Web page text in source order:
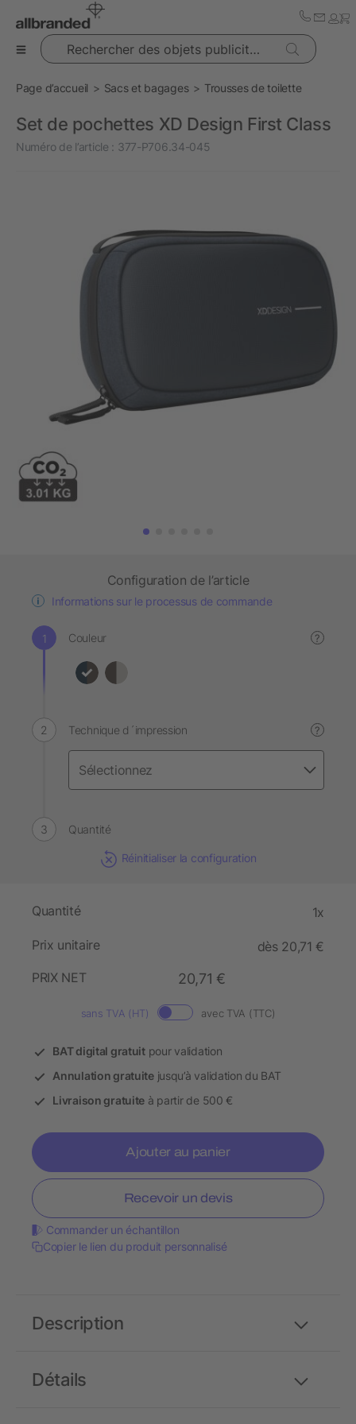
Rechercher des objets publicitaires
Page d’accueil Sacs et bagages Trousses de toilette
Set de pochettes XD Design First Class
Numéro de l’article : 377-P706.34-045
Configuration de l’article
Informations sur le processus de commande
Couleur ?
Technique d´impression ?
Quantité
Réinitialiser la configuration
Quantité 1x
Prix unitaire
dès 20,71 €
PRIX NET
20,71 €
sans TVA (HT) avec TVA (TTC)
BAT digital gratuitpour validation
Annulation gratuitejusqu’à validation du BAT
Livraison gratuite à partir de 500 €
Ajouter au panier
Recevoir un devis
Commander un échantillon
Copier le lien du produit personnalisé
Détails
Description